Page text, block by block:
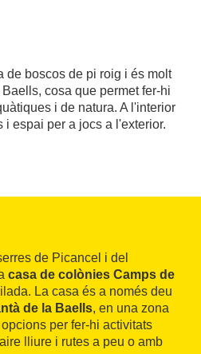
de boscos de pi roig i és molt
cosa que permet fer-hi
i de natura. A l'interior
i espai per a jocs a l'exterior.
de Picancel i del
casa de colònies Camps de
La casa és a només deu
de la Baells, en una zona
per fer-hi activitats
lliure i rutes a peu o amb